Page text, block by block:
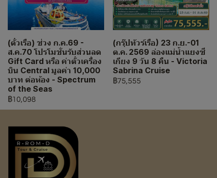
(ตั๋วเรือ) ช่วง ก.ค.69 -
ส.ค.70 โปรโมชั่นรับส่วนลด
Gift Card หรือ ค่าตั๋วเครื่อง
บิน Central มูลค่า 10,000
บาท ต่อห้อง - Spectrum
of the Seas
฿10,098
(กรุ๊ปทัวร์เรือ) 23 ก.ย.-01
ต.ค. 2569 ล่องแม่น้ำแยงซี
เกียง 9 วัน 8 คืน - Victoria
Sabrina Cruise
฿75,555